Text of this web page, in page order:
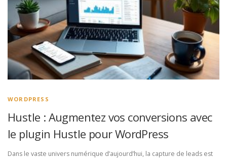
WORDPRESS
Hustle : Augmentez vos conversions avec
le plugin Hustle pour WordPress
Dans le vaste univers numérique d’aujourd’hui, la capture de leads est